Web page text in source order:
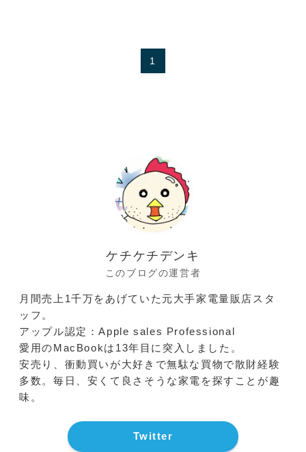
1
ケチケチデンキ
このブログの運営者
月間売上1千万をあげていた元大手家電量販店スタ
ッフ。
アップル認定：Apple sales Professional
愛用のMacBookは13年目に突入しました。
安売り、衝動買いが大好きで無駄な買物で散財経験
多数。毎日、安くて良さそうな家電を探すことが趣
味。
Twitter